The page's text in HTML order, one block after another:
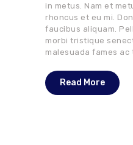
in metus. Nam et
rhoncus et eu mi.
faucibus aliquam.
morbi tristique
malesuada fames ac
Read More